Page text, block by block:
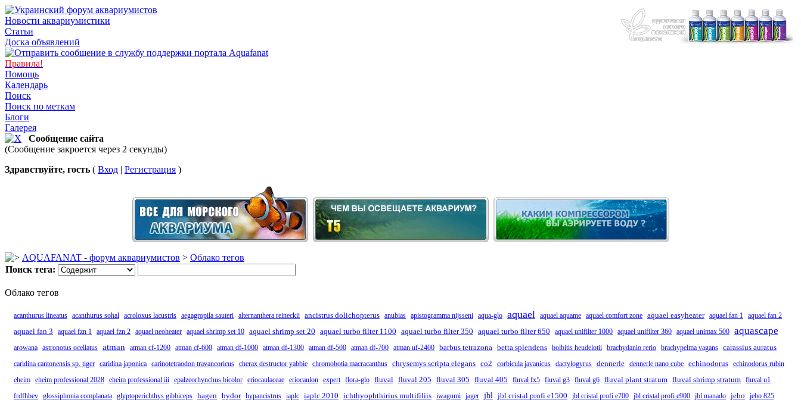
Новости аквариумистики
Статьи
Доска объявлений
Правила!
Помощь
Календарь
Поиск
Поиск по меткам
Блоги
Галерея
Сообщение сайта
(Сообщение закроется через 2 секунды)
Здравствуйте, гость ( Вход | Регистрация )
AQUAFANAT - форум аквариумистов > Облако тегов
Поиск тега:
Облако тегов
acanthurus lineatus acanthurus sohal acroloxus lacustris aegagropila sauteri alternanthera reineckii ancistrus dolichopterus anubias apistogramma nijsseni aqua-glo aquael aquael aquame aquael comfort zone aquael easyheater aquael fan 1 aquael fan 2
aquael fan 3 aquael fzn 1 aquael fzn 2 aquael neoheater aquael shrimp set 10 aquael shrimp set 20 aquael turbo filter 1100 aquael turbo filter 350 aquael turbo filter 650 aquael unifilter 1000 aquael unifilter 360 aquael unimax 500 aquascape
arowana astronotus ocellatus atman atman cf-1200 atman cf-600 atman df-1000 atman df-1300 atman df-500 atman df-700 atman uf-2400 barbus tetrazona betta splendens bolbitis heudelotii brachydanio rerio brachypelma vagans carassius auratus
caridina cantonensis sp. tiger caridina japonica carinotetraodon travancoricus cherax destructor yabbie chromobotia macracanthus chrysemys scripta elegans co2 corbicula javanicus dactylogyrus dennerle dennerle nano cube echinodorus echinodorus rubin
eheim eheim professional 2028 eheim professional iii epalzeorhynchus bicolor eriocaulaceae eriocaulon expert flora-glo fluval fluval 205 fluval 305 fluval 405 fluval fx5 fluval g3 fluval g6 fluval plant stratum fluval shrimp stratum fluval u1
frdfhbev glossiphonia complanata glyptoperichthys gibbiceps hagen hydor hypancistrus iaplc iaplc 2010 ichthyophthirius multifiliis iwagumi jager jbl jbl cristal profi e1500 jbl cristal profi e700 jbl cristal profi e900 jbl manado jebo
jebo 825